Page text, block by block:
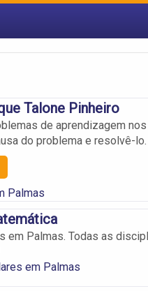
Talone Pinheiro
de aprendizagem
do problema e resolvê-
Palmas
em Palmas. Todas as
em Palmas